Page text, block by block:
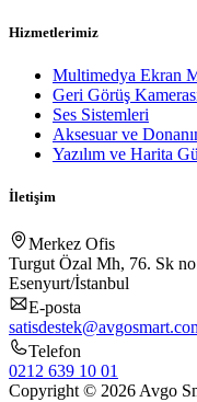
Hizmetlerimiz
Multimedya Ekran
Geri Görüş
Ses Sistemleri
Aksesuar ve
Yazılım ve Harita
İletişim
Merkez Ofis
Turgut Özal Mh, 76. Sk
Esenyurt/İstanbul
E-posta
Telefon
0212 639 10 01
Copyright © 2026 Avgo